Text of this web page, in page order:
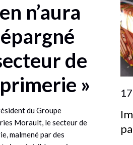
n’aura
de
»
du Groupe
Morault, le secteur de
malmené par des